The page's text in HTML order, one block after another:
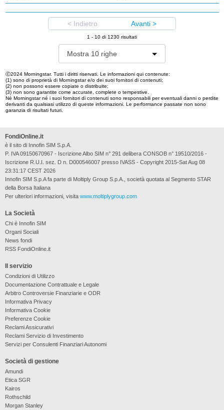
< Indietro Avanti >
1 - 10 di 1230 risultati
Mostra 10 righe
Ⓒ2024 Morningstar. Tutti i diritti riservati. Le informazioni qui contenute:
(1) sono di proprietà di Morningstar e/o dei suoi fornitori di contenuti;
(2) non possono essere copiate o distribuite;
(3) non sono garantite come accurate, complete o tempestive.
Né Morningstar né i suoi fornitori di contenuti sono responsabili per eventuali danni o perdite
derivanti da qualsiasi utilizzo di queste informazioni. Le performance passate non sono
garanzia di risultati futuri.
La Società
Chi è Innofin SIM
Organi Sociali
News fondi
RSS FondiOnline.it
Il servizio
Condizioni di Utilizzo
Documentazione Contrattuale e Legale
Arbitro Controversie Finanziarie e ODR
Informativa Privacy
Informativa Cookie
Preferenze Cookie
Reclami Assicurativi
Reclami Servizio di Investimento
Servizi per Consulenti Finanziari Autonomi
Società di gestione
Amundi
Etica SGR
Kairos
Rothschild
Morgan Stanley
FondiOnline.it
è il sito di Innofin SIM S.p.A.
P. IVA 09150670967 - Iscrizione Albo SIM n° 291 delibera CONSOB n° 19510/2016 -
Iscrizione R.U.I. sez. D n. D000546007 presso IVASS - Copyright 2015-Sat Aug 08
23:31:17 CEST 2026
Innofin SIM S.p.A fa parte di Moltiply Group S.p.A., società quotata al Segmento STAR
della Borsa Italiana
Per ulteriori informazioni, visita www.moltiplygroup.com